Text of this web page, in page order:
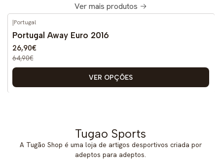
Ver mais produtos
DESCONTO
|Portugal
Portugal Away Euro 2016
26,90€
64,90€
VER OPÇÕES
Tugao Sports
A Tugão Shop é uma loja de artigos desportivos criada por
adeptos para adeptos.